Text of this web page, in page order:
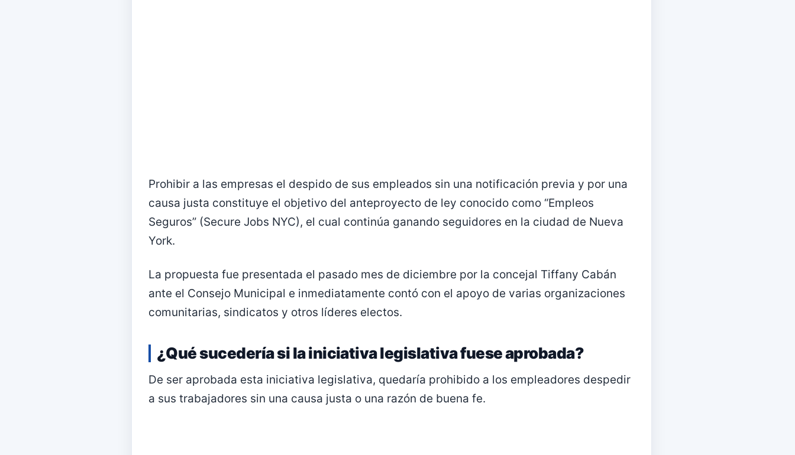
Prohibir a las empresas el despido de sus empleados sin una notificación previa y por una
causa justa constituye el objetivo del anteproyecto de ley conocido como “Empleos
Seguros” (Secure Jobs NYC), el cual continúa ganando seguidores en la ciudad de Nueva
York.
La propuesta fue presentada el pasado mes de diciembre por la concejal Tiffany Cabán
ante el Consejo Municipal e inmediatamente contó con el apoyo de varias organizaciones
comunitarias, sindicatos y otros líderes electos.
¿Qué sucedería si la iniciativa legislativa fuese aprobada?
De ser aprobada esta iniciativa legislativa, quedaría prohibido a los empleadores despedir
a sus trabajadores sin una causa justa o una razón de buena fe.